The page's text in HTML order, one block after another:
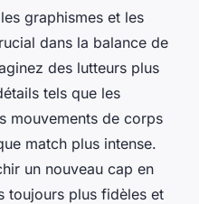
graphismes et les
dans la balance de
des lutteurs plus
tels que les
mouvements de corps
match plus intense.
un nouveau cap en
toujours plus fidèles et